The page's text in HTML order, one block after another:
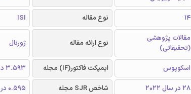
14 نوع مقاله ISI
مقالات پژوهشی
(تحقیقاتی)
نوع ارائه مقاله ژورنال
اسکوپوس ایمپکت فاکتور(IF) مجله
3.593 در سال 2021
28 در سال 2022 شاخص SJR مجله 0.595 در سال 2021